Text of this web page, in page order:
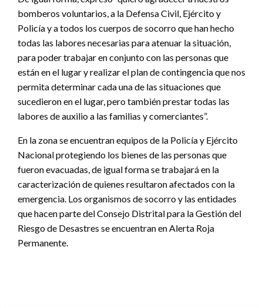
bomberos voluntarios, a la Defensa Civil, Ejército y
Policía y a todos los cuerpos de socorro que han hecho
todas las labores necesarias para atenuar la situación,
para poder trabajar en conjunto con las personas que
están en el lugar y realizar el plan de contingencia que nos
permita determinar cada una de las situaciones que
sucedieron en el lugar, pero también prestar todas las
labores de auxilio a las familias y comerciantes”.
En la zona se encuentran equipos de la Policía y Ejército
Nacional protegiendo los bienes de las personas que
fueron evacuadas, de igual forma se trabajará en la
caracterización de quienes resultaron afectados con la
emergencia. Los organismos de socorro y las entidades
que hacen parte del Consejo Distrital para la Gestión del
Riesgo de Desastres se encuentran en Alerta Roja
Permanente.